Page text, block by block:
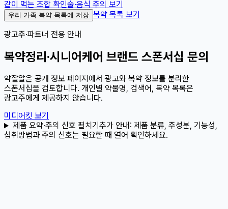
같이 먹는 조합 확인술·음식 주의 보기
우리 가족 복약 목록에 저장 복약 목록 보기
광고주·파트너 전용 안내
복약정리·시니어케어 브랜드 스폰서십 문의
약잘알은 공개 정보 페이지에서 광고와 복약 정보를 분리한
스폰서십을 검토합니다. 개인별 약물명, 검색어, 복약 목록은
광고주에게 제공하지 않습니다.
미디어킷 보기
제품 요약·주의 신호 펼치기 추가 안내: 제품 분류, 주성분, 기능성,
섭취방법과 주의 신호는 필요할 때 열어 확인하세요.